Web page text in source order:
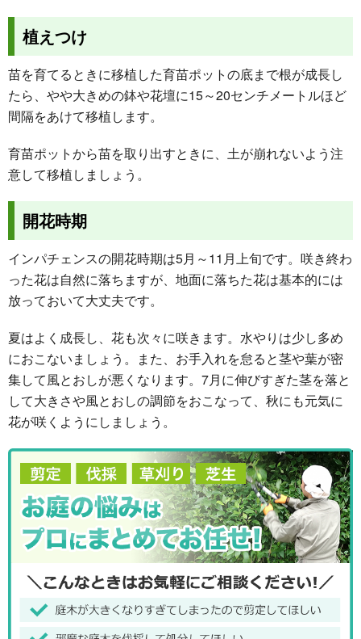
植えつけ
苗を育てるときに移植した育苗ポットの底まで根が成長し
たら、やや大きめの鉢や花壇に15～20センチメートルほど
間隔をあけて移植します。
育苗ポットから苗を取り出すときに、土が崩れないよう注
意して移植しましょう。
開花時期
インパチェンスの開花時期は5月～11月上旬です。咲き終わ
った花は自然に落ちますが、地面に落ちた花は基本的には
放っておいて大丈夫です。
夏はよく成長し、花も次々に咲きます。水やりは少し多め
におこないましょう。また、お手入れを怠ると茎や葉が密
集して風とおしが悪くなります。7月に伸びすぎた茎を落と
して大きさや風とおしの調節をおこなって、秋にも元気に
花が咲くようにしましょう。